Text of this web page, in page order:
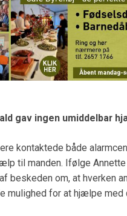
gav ingen umiddelbar
kontaktede både
til manden. Ifølge
beskeden om, at hverken
mulighed for at hjælpe med